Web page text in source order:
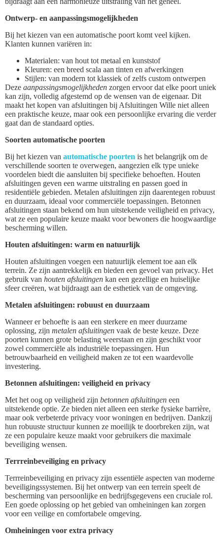
Ontwerp- en aanpassingsmogelijkheden
Bij het kiezen van een automatische poort komt veel kijken.
Klanten kunnen variëren in:
Materialen: van hout tot metaal en kunststof
Kleuren: een breed scala aan tinten en afwerkingen
Stijlen: van modern tot klassiek of zelfs custom ontwerpen
Deze aanpassingsmogelijkheden zorgen ervoor dat elke poort uniek
kan zijn, volledig afgestemd op de wensen van de eigenaar. Dit
maakt het kopen van afsluitingen bij Afsluitingen Wille niet alleen
een praktische keuze, maar ook een persoonlijke ervaring die verder
gaat dan de standaard opties.
Soorten automatische poorten
Bij het kiezen van automatische poorten is het belangrijk om de
verschillende soorten te overwegen, aangezien elk type unieke
voordelen biedt die aansluiten bij specifieke behoeften. Houten
afsluitingen geven een warme uitstraling en passen goed in
residentiële gebieden. Metalen afsluitingen zijn daarentegen robuust
en duurzaam, ideaal voor commerciële toepassingen. Betonnen
afsluitingen staan bekend om hun uitstekende veiligheid en privacy,
wat ze een populaire keuze maakt voor bewoners die hoogwaardige
bescherming willen.
Houten afsluitingen: warm en natuurlijk
Houten afsluitingen voegen een natuurlijk element toe aan elk
terrein. Ze zijn aantrekkelijk en bieden een gevoel van privacy. Het
gebruik van houten afsluitingen kan een gezellige en huiselijke
sfeer creëren, wat bijdraagt aan de esthetiek van de omgeving.
Metalen afsluitingen: robuust en duurzaam
Wanneer er behoefte is aan een sterkere en meer duurzame
oplossing, zijn metalen afsluitingen vaak de beste keuze. Deze
poorten kunnen grote belasting weerstaan en zijn geschikt voor
zowel commerciële als industriële toepassingen. Hun
betrouwbaarheid en veiligheid maken ze tot een waardevolle
investering.
Betonnen afsluitingen: veiligheid en privacy
Met het oog op veiligheid zijn betonnen afsluitingen een
uitstekende optie. Ze bieden niet alleen een sterke fysieke barrière,
maar ook verbeterde privacy voor woningen en bedrijven. Dankzij
hun robuuste structuur kunnen ze moeilijk te doorbreken zijn, wat
ze een populaire keuze maakt voor gebruikers die maximale
beveiliging wensen.
Terrreinbeveiliging en privacy
Terrreinbeveiliging en privacy zijn essentiële aspecten van moderne
beveiligingssystemen. Bij het ontwerp van een terrein speelt de
bescherming van persoonlijke en bedrijfsgegevens een cruciale rol.
Een goede oplossing op het gebied van omheiningen kan zorgen
voor een veilige en comfortabele omgeving.
Omheiningen voor extra privacy